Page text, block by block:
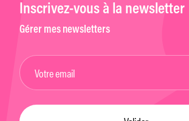
Inscrivez-vous à la newsletter
Gérer mes newsletters